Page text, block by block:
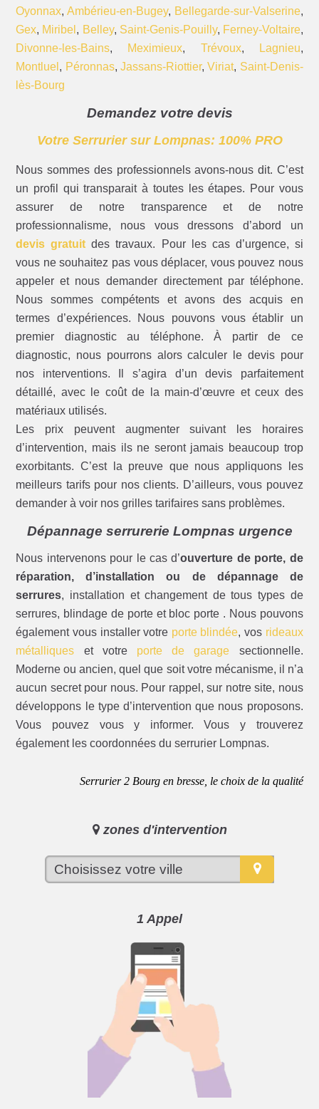
Oyonnax, Ambérieu-en-Bugey, Bellegarde-sur-Valserine,
Gex, Miribel , Belley, Saint-Genis-Pouilly, Ferney-Voltaire,
Divonne-les-Bains, Meximieux, Trévoux, Lagnieu,
Montluel , Péronnas, Jassans-Riottier,Viriat, Saint-Denis-
lès-Bourg
Demandez votre devis
Votre Serrurier sur Lompnas: 100% PRO
Nous sommes des professionnels avons-nous dit. C’est
un profil qui transparait à toutes les étapes. Pour vous
assurer de notre transparence et de notre
professionnalisme, nous vous dressons d’abord un
devis gratuit des travaux. Pour les cas d’urgence, si
vous ne souhaitez pas vous déplacer, vous pouvez nous
appeler et nous demander directement par téléphone.
Nous sommes compétents et avons des acquis en
termes d’expériences. Nous pouvons vous établir un
premier diagnostic au téléphone. À partir de ce
diagnostic, nous pourrons alors calculer le devis pour
nos interventions. Il s’agira d’un devis parfaitement
détaillé, avec le coût de la main-d’œuvre et ceux des
matériaux utilisés.
Les prix peuvent augmenter suivant les horaires
d’intervention, mais ils ne seront jamais beaucoup trop
exorbitants. C’est la preuve que nous appliquons les
meilleurs tarifs pour nos clients. D’ailleurs, vous pouvez
demander à voir nos grilles tarifaires sans problèmes.
Dépannage serrurerie Lompnas urgence
Nous intervenons pour le cas d’ouverture de porte, de
réparation, d’installation ou de dépannage de
serrures, installation et changement de tous types de
serrures, blindage de porte et bloc porte . Nous pouvons
également vous installer votre porte blindée, vos rideaux
métalliques et votre porte de garage sectionnelle.
Moderne ou ancien, quel que soit votre mécanisme, il n’a
aucun secret pour nous. Pour rappel, sur notre site, nous
développons le type d’intervention que nous proposons.
Vous pouvez vous y informer. Vous y trouverez
également les coordonnées du serrurier Lompnas.
Serrurier 2 Bourg en bresse, le choix de la qualité
zones d'intervention
1 Appel